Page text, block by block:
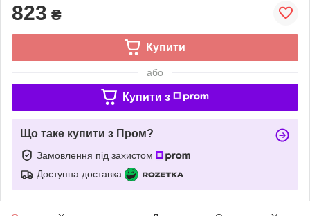
823 ₴
Купити
або
Купити з
Що таке купити з Пром?
Замовлення під захистом
Доступна доставка